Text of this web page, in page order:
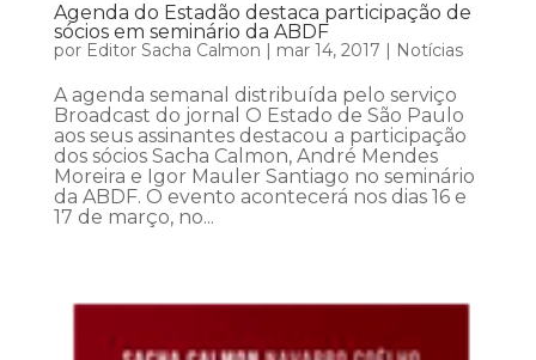
Agenda do Estadão destaca participação de
sócios em seminário da ABDF
por Editor Sacha Calmon | mar 14, 2017 | Notícias
A agenda semanal distribuída pelo serviço
Broadcast do jornal O Estado de São Paulo
aos seus assinantes destacou a participação
dos sócios Sacha Calmon, André Mendes
Moreira e Igor Mauler Santiago no seminário
da ABDF. O evento acontecerá nos dias 16 e
17 de março, no...